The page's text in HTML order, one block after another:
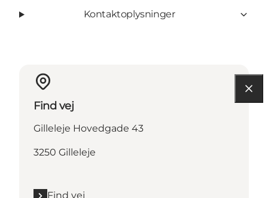
Kontaktoplysninger
Find vej
Gilleleje Hovedgade 43
3250 Gilleleje
Find vej